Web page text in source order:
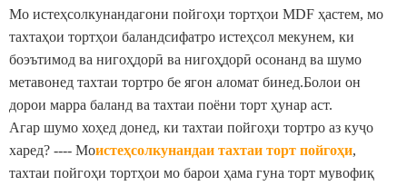
Мо истеҳсолкунандагони пойгоҳи тортҳои MDF ҳастем, мо
тахтаҳои тортҳои баландсифатро истеҳсол мекунем, ки
боэътимод ва нигоҳдорӣ ва нигоҳдорӣ осонанд ва шумо
метавонед тахтаи тортро бе ягон аломат бинед.Болои он
дорои марра баланд ва тахтаи поёни торт ҳунар аст.
Агар шумо хоҳед донед, ки тахтаи пойгоҳи тортро аз куҷо
харед? ---- Моистеҳсолкунандаи тахтаи торт пойгоҳи,
тахтаи пойгоҳи тортҳои мо барои ҳама гуна торт мувофиқ